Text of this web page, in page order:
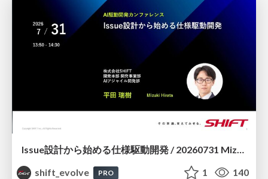
Issue設計から始める仕様駆動開発 / 20260731 Mizuki Hirata
shift_evolve
PRO 1 140